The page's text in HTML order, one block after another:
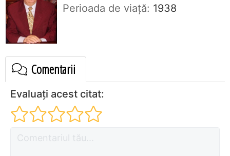
Perioada de viaţă: 1938
Comentarii
Evaluați acest citat: